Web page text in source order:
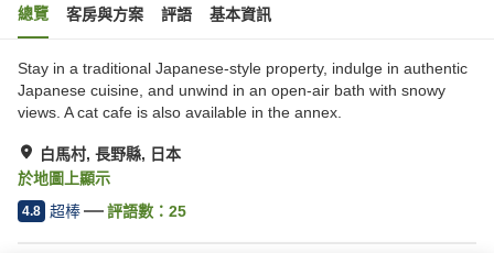
總覽 客房與方案 評語 基本資訊
Stay in a traditional Japanese-style property, indulge in authentic
Japanese cuisine, and unwind in an open-air bath with snowy
views. A cat cafe is also available in the annex.
白馬村, 長野縣, 日本
於地圖上顯示
4.8 超棒 評語數： 25